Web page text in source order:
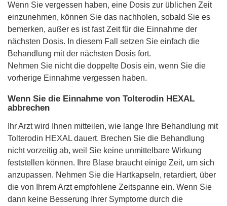
Wenn Sie vergessen haben, eine Dosis zur üblichen Zeit
einzunehmen, können Sie das nachholen, sobald Sie es
bemerken, außer es ist fast Zeit für die Einnahme der
nächsten Dosis. In diesem Fall setzen Sie einfach die
Behandlung mit der nächsten Dosis fort.
Nehmen Sie nicht die doppelte Dosis ein, wenn Sie die
vorherige Einnahme vergessen haben.
Wenn Sie die Einnahme von Tolterodin HEXAL
abbrechen
Ihr Arzt wird Ihnen mitteilen, wie lange Ihre Behandlung mit
Tolterodin HEXAL dauert. Brechen Sie die Behandlung
nicht vorzeitig ab, weil Sie keine unmittelbare Wirkung
feststellen können. Ihre Blase braucht einige Zeit, um sich
anzupassen. Nehmen Sie die Hartkapseln, retardiert, über
die von Ihrem Arzt empfohlene Zeitspanne ein. Wenn Sie
dann keine Besserung Ihrer Symptome durch die